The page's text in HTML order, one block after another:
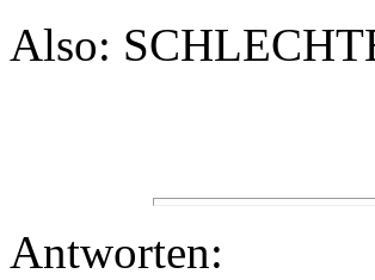
Also:
Antworten: